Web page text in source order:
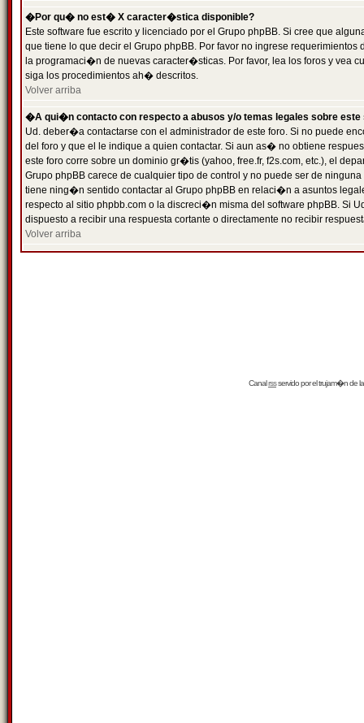
�Por qu� no est� X caracter�stica disponible?
Este software fue escrito y licenciado por el Grupo phpBB. Si cree que
que tiene lo que decir el Grupo phpBB. Por favor no ingrese
la programaci�n de nuevas caracter�sticas. Por favor, lea los foros y vea
siga los procedimientos ah� descritos.
Volver arriba
�A qui�n contacto con respecto a abusos y/o temas legales sobre este
Ud. deber�a contactarse con el administrador de este foro. Si no puede
del foro y que el le indique a quien contactar. Si aun as� no obtiene
este foro corre sobre un dominio gr�tis (yahoo, free.fr, f2s.com, etc.), el
Grupo phpBB carece de cualquier tipo de control y no puede ser de
tiene ning�n sentido contactar al Grupo phpBB en relaci�n a asuntos
respecto al sitio phpbb.com o la discreci�n misma del software phpBB. Si
dispuesto a recibir una respuesta cortante o directamente no recibir
Volver arriba
Canalrssservido por eltrujam�nde